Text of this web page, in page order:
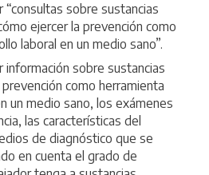
“consultas sobre sustancias
ejercer la prevención como
laboral en un medio sano”.
información sobre sustancias
como herramienta
un medio sano, los exámenes
las características del
de diagnóstico que se
en cuenta el grado de